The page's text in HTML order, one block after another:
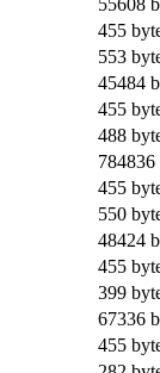
455
553
45484
455
488
784836
455
550
48424
455
399
67336
455